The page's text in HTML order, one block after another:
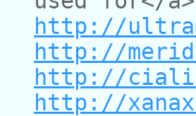
http://
http://
http://
http://